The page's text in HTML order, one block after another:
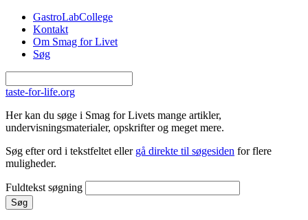
Gå til hovedindhold
GastroLabCollege
Kontakt
Om Smag for Livet
Søg
taste-for-life.org
Her kan du søge i Smag for Livets mange artikler,
undervisningsmaterialer, opskrifter og meget mere.
Søg efter ord i tekstfeltet eller gå direkte til søgesiden for flere
muligheder.
Fuldtekst søgning